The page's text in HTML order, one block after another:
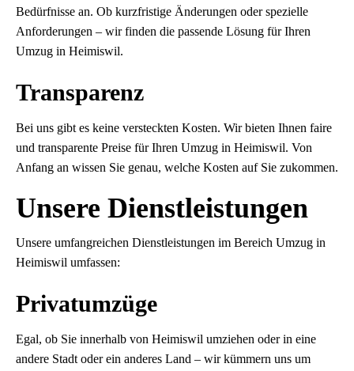
Bedürfnisse an. Ob kurzfristige Änderungen oder spezielle
Anforderungen – wir finden die passende Lösung für Ihren
Umzug in Heimiswil.
Transparenz
Bei uns gibt es keine versteckten Kosten. Wir bieten Ihnen faire
und transparente Preise für Ihren Umzug in Heimiswil. Von
Anfang an wissen Sie genau, welche Kosten auf Sie zukommen.
Unsere Dienstleistungen
Unsere umfangreichen Dienstleistungen im Bereich Umzug in
Heimiswil umfassen:
Privatumzüge
Egal, ob Sie innerhalb von Heimiswil umziehen oder in eine
andere Stadt oder ein anderes Land – wir kümmern uns um